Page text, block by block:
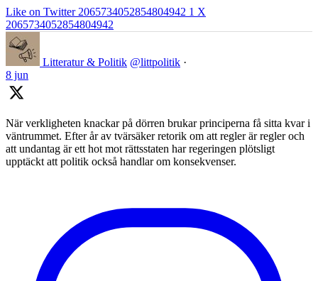
Like on Twitter 2065734052854804942 1 X
2065734052854804942
Litteratur & Politik @littpolitik ·
8 jun
När verkligheten knackar på dörren brukar principerna få sitta kvar i
väntrummet. Efter år av tvärsäker retorik om att regler är regler och
att undantag är ett hot mot rättsstaten har regeringen plötsligt
upptäckt att politik också handlar om konsekvenser.